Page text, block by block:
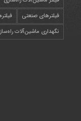
فیلترهای صنعتی
نگهداری ماشین‌آلات